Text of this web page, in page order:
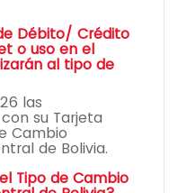
Débito/ Crédito
o uso en el
al tipo de
las
su Tarjeta
Cambio
de Bolivia.
Tipo de Cambio